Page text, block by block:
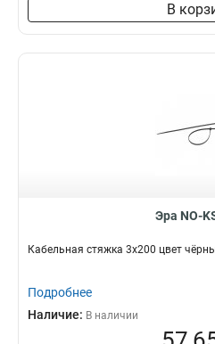
В
Эра NO-
Кабельная стяжка 3x200 цвет
Подробнее
Наличие: В наличии